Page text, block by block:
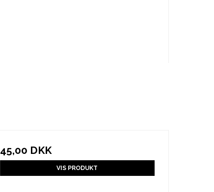
45,00 DKK
VIS PRODUKT